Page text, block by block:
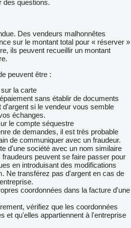
des questions.
Des vendeurs malhonnêtes
sur le montant total pour « réserver »
ils peuvent recueillir un montant
peuvent être :
la carte
sans établir de documents
d'argent si le vendeur vous semble
échanges.
le compte séquestre
de demandes, il est très probable
de communiquer avec un fraudeur.
d'une société avec un nom similaire
peuvent se faire passer pour
en introduisant des modifications
Ne transférez pas d'argent en cas de
coordonnées dans la facture d'une
vérifiez que les coordonnées
et qu'elles appartiennent à l'entreprise